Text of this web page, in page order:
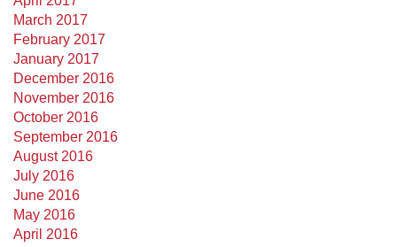
March 2017
February 2017
January 2017
December 2016
November 2016
October 2016
September 2016
August 2016
July 2016
June 2016
May 2016
April 2016